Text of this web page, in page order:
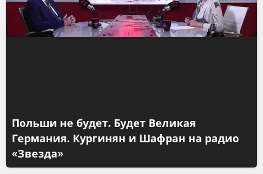
Польши не будет. Будет Великая
Германия. Кургинян и Шафран на радио
«Звезда»